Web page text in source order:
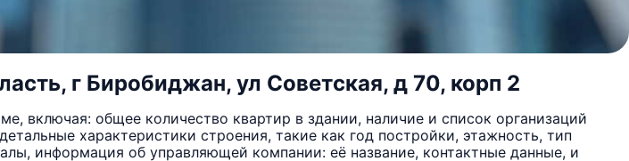
г Биробиджан, ул Советская, д 70, корп 2
включая: общее количество квартир в здании, наличие и список организаций
характеристики строения, такие как год постройки, этажность, тип
информация об управляющей компании: её название, контактные данные, и